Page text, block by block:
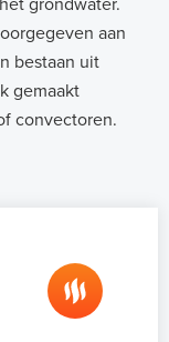
grondwater.
aan
bestaan uit
gemaakt
convectoren.